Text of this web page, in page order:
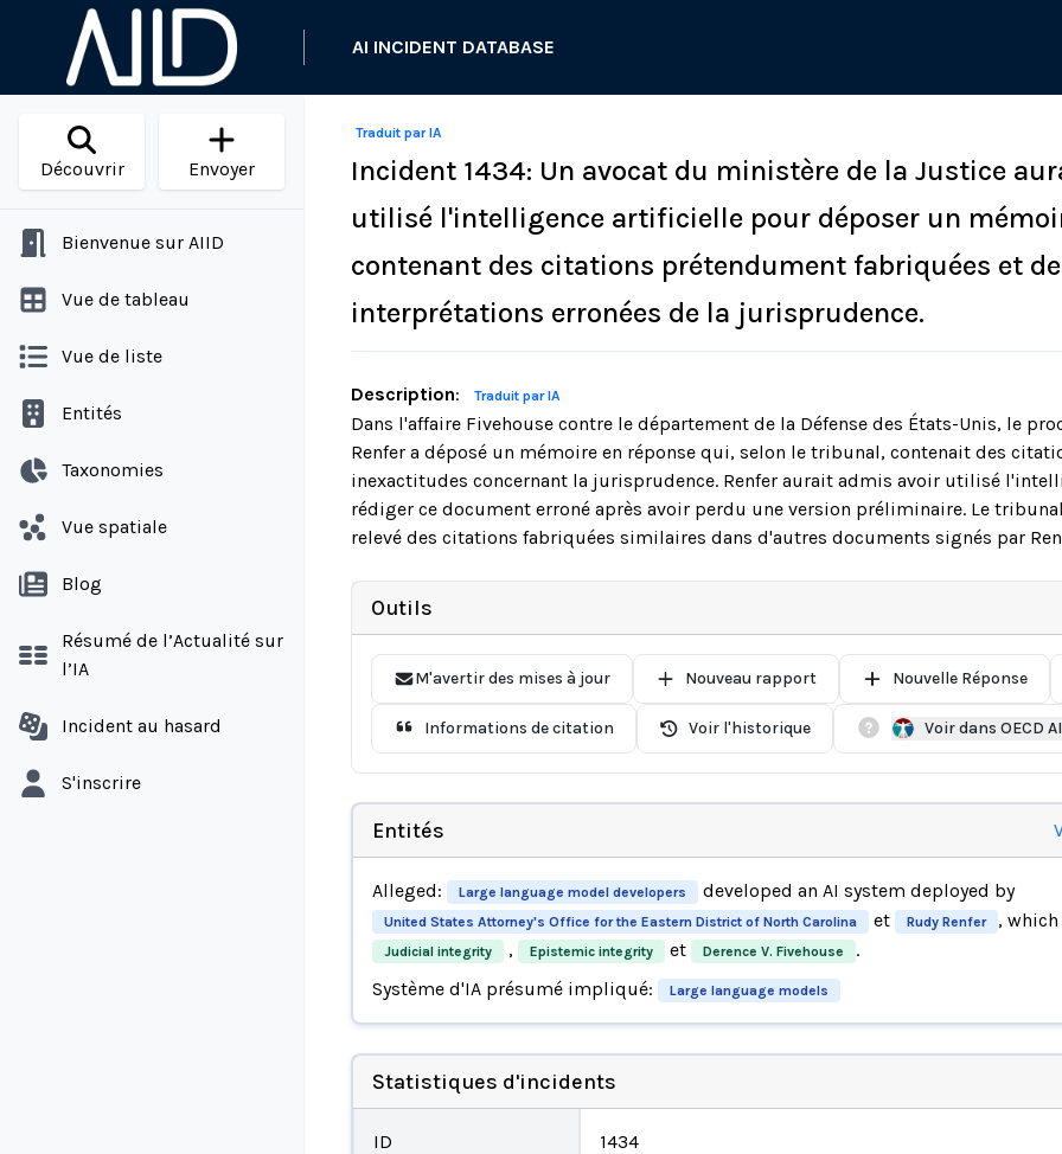
AI INCIDENT DATABASE
Découvrir Envoyer
Bienvenue sur AIID
Vue de tableau
Vue de liste
Entités
Taxonomies
Vue spatiale
Blog
Résumé de l’Actualité sur
l’IA
Incident au hasard
S'inscrire
Traduit par IA
Incident 1434: Un avocat du ministère de la Justice
utilisé l'intelligence artificielle pour déposer un
contenant des citations prétendument fabriquées et
interprétations erronées de la jurisprudence.
Description: Traduit par IA
Dans l'affaire Fivehouse contre le département de la Défense des États-Unis, le
Renfer a déposé un mémoire en réponse qui, selon le tribunal, contenait des
inexactitudes concernant la jurisprudence. Renfer aurait admis avoir utilisé
rédiger ce document erroné après avoir perdu une version préliminaire. Le
relevé des citations fabriquées similaires dans d'autres documents signés par
Outils
M'avertir des mises à jour Nouveau rapport Nouvelle Réponse
Informations de citation Voir l'historique Voir dans OECD
Entités
Alleged: Large language model developers developed an AI system deployed by
United States Attorney's Office for the Eastern District of North Carolina et Rudy Renfer ,
Judicial integrity , Epistemic integrity et Derence V. Fivehouse
.
Système d'IA présumé impliqué:
Large language models
Statistiques d'incidents
ID 1434